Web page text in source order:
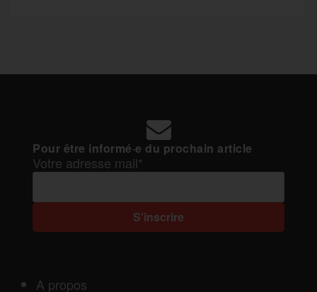
Pour être informé·e du prochain article
Votre adresse mail*
A propos